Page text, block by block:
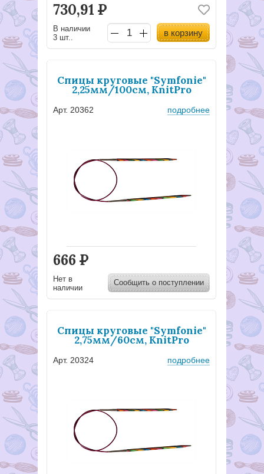
730,91 Р
В наличии
3 шт..
в корзину
Спицы круговые "Symfonie"
2,25мм/100см, KnitPro
Арт. 20362 подробнее
666 Р
Нет в
наличии
Сообщить о поступлении
Спицы круговые "Symfonie"
2,75мм/60см, KnitPro
Арт. 20324 подробнее